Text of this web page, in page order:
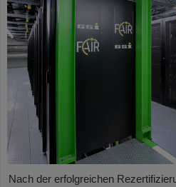
Nach der erfolgreichen